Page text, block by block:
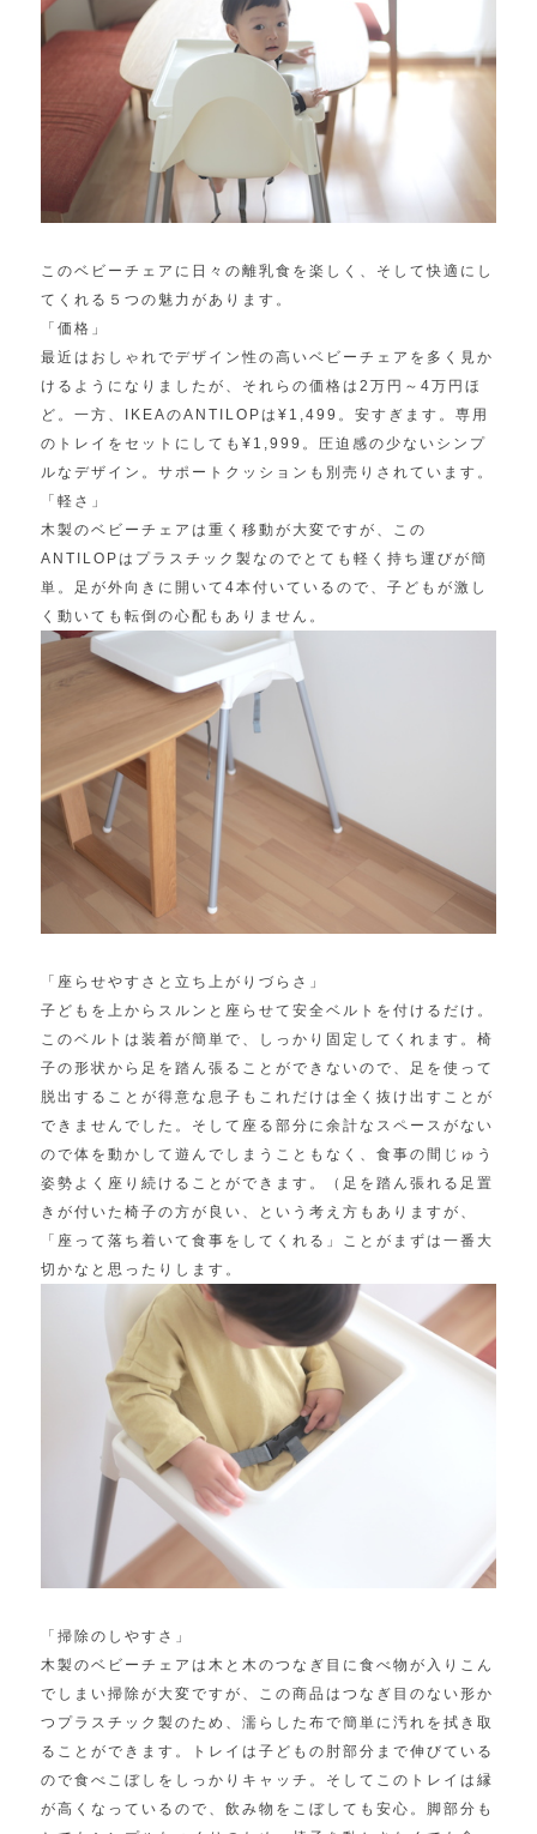
このベビーチェアに日々の離乳食を楽しく、そして快適にし
てくれる５つの魅力があります。
「価格」
最近はおしゃれでデザイン性の高いベビーチェアを多く見か
けるようになりましたが、それらの価格は2万円～4万円ほ
ど。一方、IKEAのANTILOPは¥1,499。安すぎます。専用
のトレイをセットにしても¥1,999。圧迫感の少ないシンプ
ルなデザイン。サポートクッションも別売りされています。
「軽さ」
木製のベビーチェアは重く移動が大変ですが、この
ANTILOPはプラスチック製なのでとても軽く持ち運びが簡
単。足が外向きに開いて4本付いているので、子どもが激し
く動いても転倒の心配もありません。
「座らせやすさと立ち上がりづらさ」
子どもを上からスルンと座らせて安全ベルトを付けるだけ。
このベルトは装着が簡単で、しっかり固定してくれます。椅
子の形状から足を踏ん張ることができないので、足を使って
脱出することが得意な息子もこれだけは全く抜け出すことが
できませんでした。そして座る部分に余計なスペースがない
ので体を動かして遊んでしまうこともなく、食事の間じゅう
姿勢よく座り続けることができます。（足を踏ん張れる足置
きが付いた椅子の方が良い、という考え方もありますが、
「座って落ち着いて食事をしてくれる」ことがまずは一番大
切かなと思ったりします。
「掃除のしやすさ」
木製のベビーチェアは木と木のつなぎ目に食べ物が入りこん
でしまい掃除が大変ですが、この商品はつなぎ目のない形か
つプラスチック製のため、濡らした布で簡単に汚れを拭き取
ることができます。トレイは子どもの肘部分まで伸びている
ので食べこぼしをしっかりキャッチ。そしてこのトレイは縁
が高くなっているので、飲み物をこぼしても安心。脚部分も